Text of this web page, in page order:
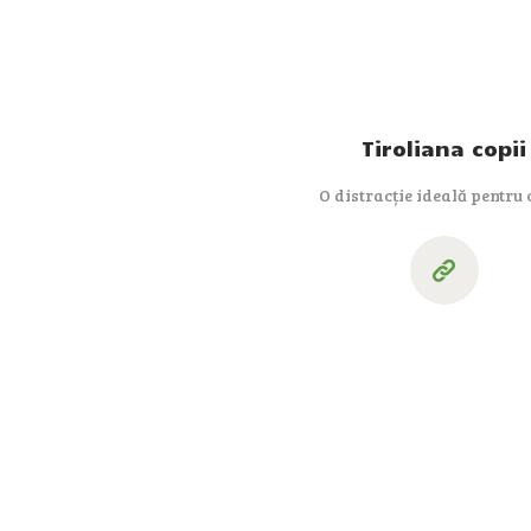
Tiroliana copii
O distracție ideală pentru